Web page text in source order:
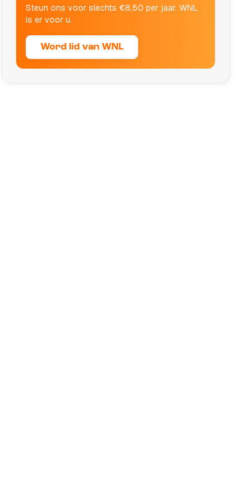
Steun ons voor slechts €8,50 per jaar. WNL
is er voor u.
Word lid van WNL